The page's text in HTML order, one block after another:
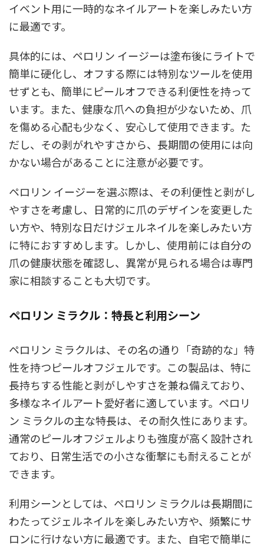
イベント用に一時的なネイルアートを楽しみたい方
に最適です。
具体的には、ペロリン イージーは塗布後にライトで
簡単に硬化し、オフする際には特別なツールを使用
せずとも、簡単にピールオフできる利便性を持って
います。また、健康な爪への負担が少ないため、爪
を傷める心配も少なく、安心して使用できます。た
だし、その剥がれやすさから、長期間の使用には向
かない場合があることに注意が必要です。
ペロリン イージーを選ぶ際は、その利便性と剥がし
やすさを考慮し、日常的に爪のデザインを変更した
い方や、特別な日だけジェルネイルを楽しみたい方
に特におすすめします。しかし、使用前には自分の
爪の健康状態を確認し、異常が見られる場合は専門
家に相談することも大切です。
ペロリン ミラクル：特長と利用シーン
ペロリン ミラクルは、その名の通り「奇跡的な」特
性を持つピールオフジェルです。この製品は、特に
長持ちする性能と剥がしやすさを兼ね備えており、
多様なネイルアート愛好者に適しています。ペロリ
ン ミラクルの主な特長は、その耐久性にあります。
通常のピールオフジェルよりも強度が高く設計され
ており、日常生活での小さな衝撃にも耐えることが
できます。
利用シーンとしては、ペロリン ミラクルは長期間に
わたってジェルネイルを楽しみたい方や、頻繁にサ
ロンに行けない方に最適です。また、自宅で簡単に